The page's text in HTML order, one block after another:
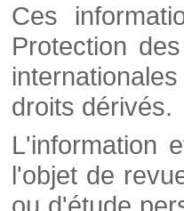
Ces
Protection
droits dérivés.
L'information
l'objet de